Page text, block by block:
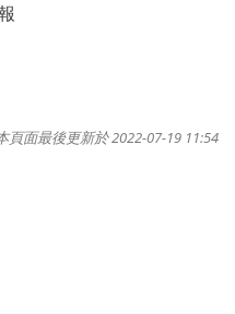
頁面最後更新於 2022-07-19 11:54